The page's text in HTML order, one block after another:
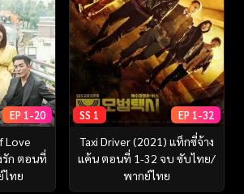
EP 1-20
Love
ก ตอนที่
ไทย
SS 1 EP 1-32
Taxi Driver (2021) แท็กซี่จ้าง
แค้น ตอนที่ 1-32 จบ ซับไทย/
พากย์ไทย